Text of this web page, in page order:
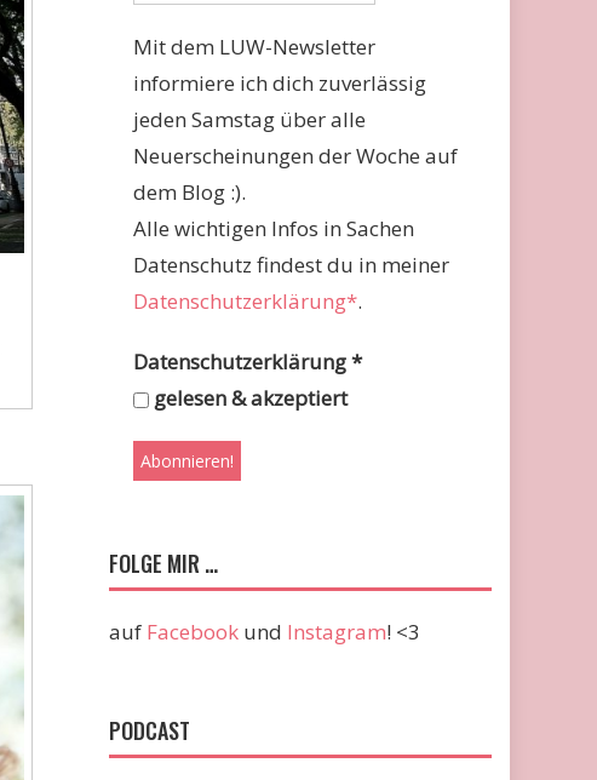
Mit dem LUW-Newsletter
informiere ich dich zuverlässig
jeden Samstag über alle
Neuerscheinungen der Woche auf
dem Blog :).
Alle wichtigen Infos in Sachen
Datenschutz findest du in meiner
Datenschutzerklärung*.
Datenschutzerklärung*
gelesen & akzeptiert
FOLGE MIR …
auf Facebook und Instagram! <3
PODCAST